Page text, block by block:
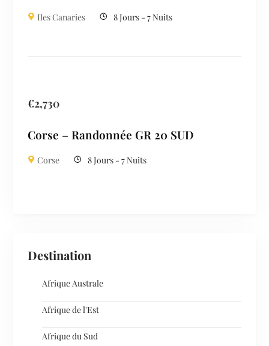
Iles Canaries 8 Jours - 7 Nuits
€2,730
Corse – Randonnée GR 20 SUD
Corse 8 Jours - 7 Nuits
Destination
Afrique Australe
Afrique de l'Est
Afrique du Sud